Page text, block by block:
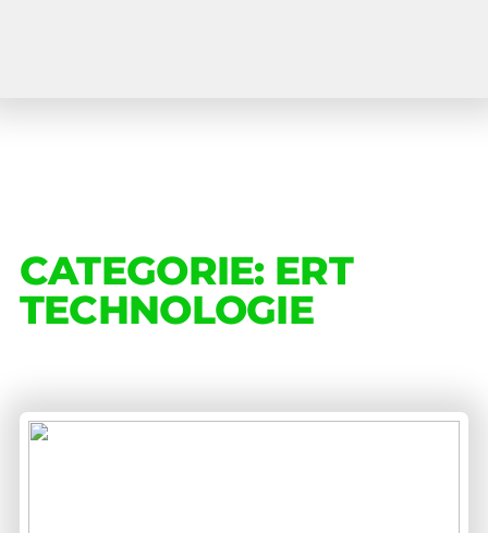
CATEGORIE: ERT
TECHNOLOGIE